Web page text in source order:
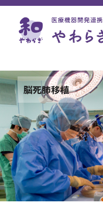
ドクターヘリが飛
革新的医療機器の
脳死肺移植